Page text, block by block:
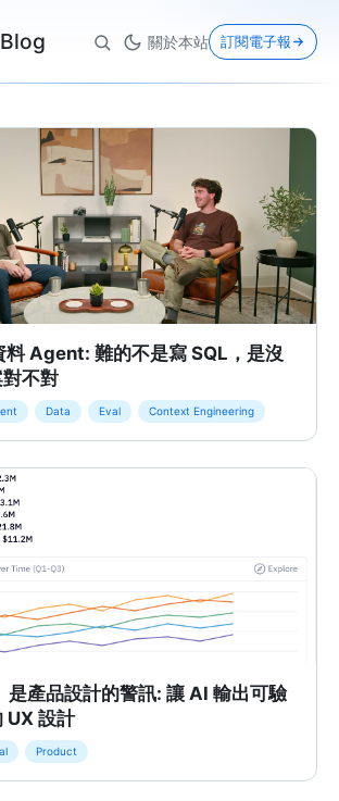
關於本站 訂閱電子報
料 Agent: 難的不是寫 SQL，是沒
不對
Data Eval Context Engineering
是產品設計的警訊: 讓 AI 輸出可驗
UX 設計
Product